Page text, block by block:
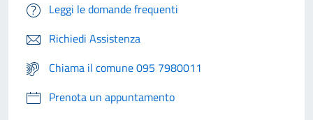
Leggi le domande frequenti
Richiedi Assistenza
Chiama il comune 095 7980011
Prenota un appuntamento